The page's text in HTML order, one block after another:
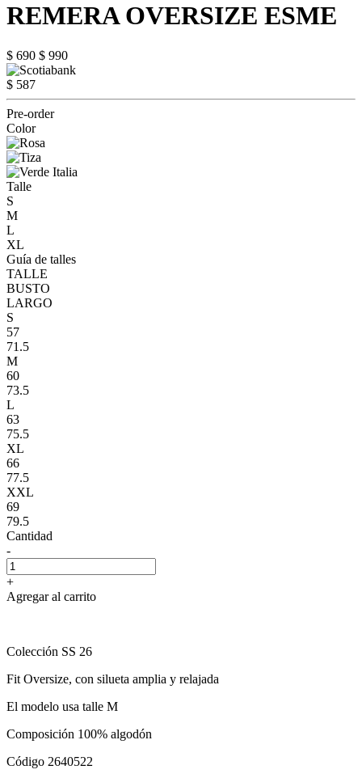
REMERA OVERSIZE ESME
$ 690 $ 990
$ 587
Pre-order
Color
Talle
S
M
L
XL
Guía de talles
TALLE
BUSTO
LARGO
S
57
71.5
M
60
73.5
L
63
75.5
XL
66
77.5
XXL
69
79.5
Cantidad
-
+
Agregar al carrito
Colección SS 26
Fit Oversize, con silueta amplia y relajada
El modelo usa talle M
Composición 100% algodón
Código 2640522